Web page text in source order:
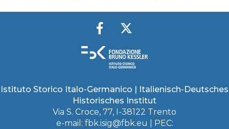
Istituto Storico Italo-Germanico | Italienisch-Deutsches
Historisches Institut
Via S. Croce, 77, I-38122 Trento
e-mail: fbk.isig@fbk.eu | PEC: